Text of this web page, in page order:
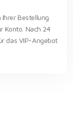
Bestellung
Konto. Nach 24
das VIP-Angebot